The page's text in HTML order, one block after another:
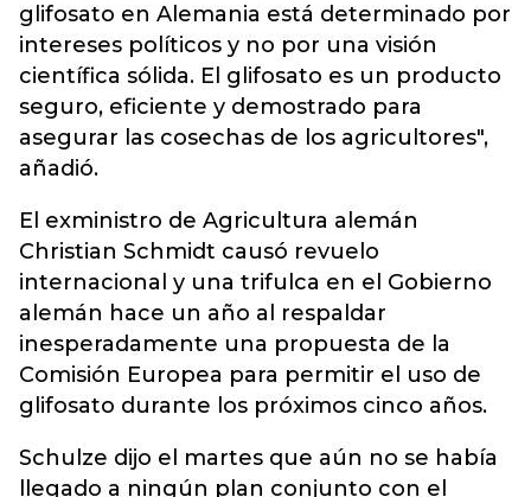
glifosato en Alemania está determinado por
intereses políticos y no por una visión
científica sólida. El glifosato es un producto
seguro, eficiente y demostrado para
asegurar las cosechas de los agricultores",
añadió.
El exministro de Agricultura alemán
Christian Schmidt causó revuelo
internacional y una trifulca en el Gobierno
alemán hace un año al respaldar
inesperadamente una propuesta de la
Comisión Europea para permitir el uso de
glifosato durante los próximos cinco años.
Schulze dijo el martes que aún no se había
llegado a ningún plan conjunto con el